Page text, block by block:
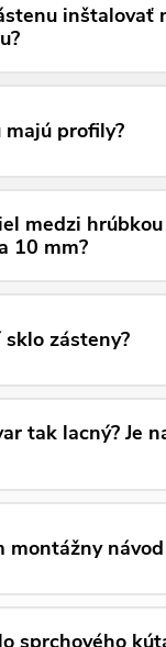
inštalovať
profily?
medzi
10 mm?
zásteny?
tak lacný? Je
montážny návod
sprchového